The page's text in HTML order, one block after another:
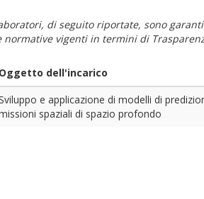
di seguito riportate, sono
vigenti in termini di
Oggetto dell'incarico
e applicazione di modelli di
spaziali di spazio profondo